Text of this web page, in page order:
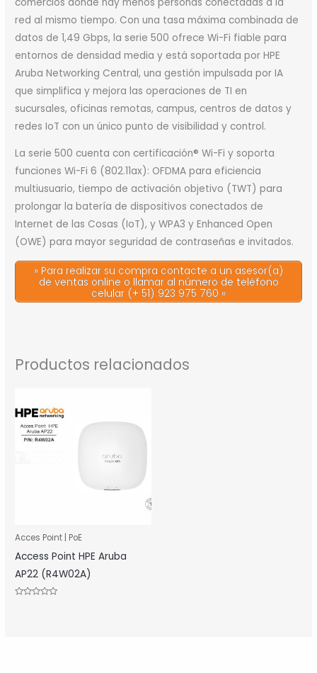
red al mismo tiempo. Con una tasa máxima combinada de
datos de 1,49 Gbps, la serie 500 ofrece Wi-Fi fiable para
entornos de densidad media y está soportada por HPE
Aruba Networking Central, una gestión impulsada por IA
que simplifica y mejora las operaciones de TI en
sucursales, oficinas remotas, campus, centros de datos y
redes IoT con un único punto de visibilidad y control.
La serie 500 cuenta con certificación® Wi-Fi y soporta
funciones Wi-Fi 6 (802.11ax): OFDMA para eficiencia
multiusuario, tiempo de activación objetivo (TWT) para
prolongar la batería de dispositivos conectados de
Internet de las Cosas (IoT), y WPA3 y Enhanced Open
(OWE) para mayor seguridad de contraseñas e invitados.
» Para realizar su compra contacte a un asesor(a)
de ventas online o llamar al número de teléfono
celular (+ 51) 923 975 760 «
Productos relacionados
Acces Point | PoE
Access Point HPE Aruba
AP22 (R4W02A)